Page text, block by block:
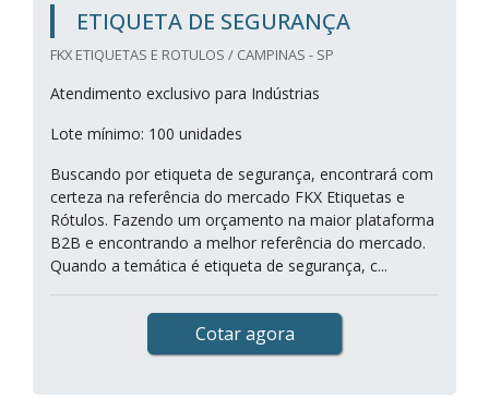
ETIQUETA DE SEGURANÇA
FKX ETIQUETAS E ROTULOS / CAMPINAS - SP
Atendimento exclusivo para Indústrias
Lote mínimo: 100 unidades
Buscando por etiqueta de segurança, encontrará com
certeza na referência do mercado FKX Etiquetas e
Rótulos. Fazendo um orçamento na maior plataforma
B2B e encontrando a melhor referência do mercado.
Quando a temática é etiqueta de segurança, c...
Cotar agora